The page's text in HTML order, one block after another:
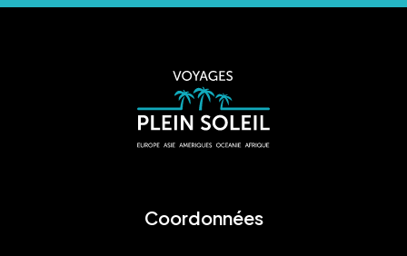
Coordonnées